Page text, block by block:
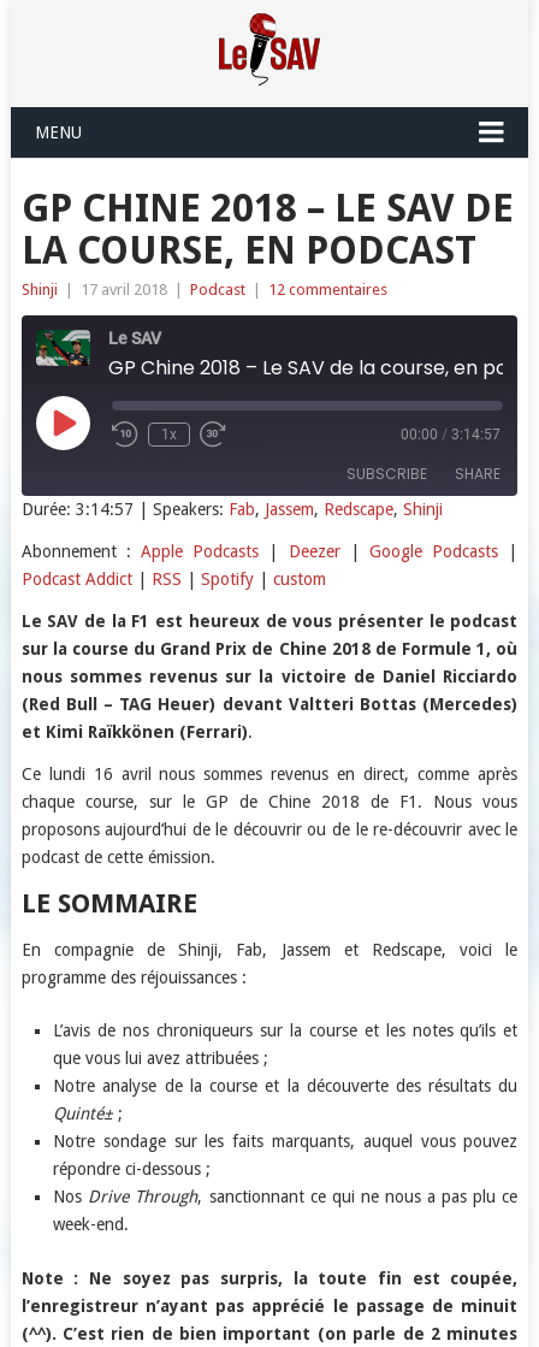
MENU
GP CHINE 2018 – LE SAV DE
LA COURSE, EN PODCAST
Shinji 17 avril 2018 Podcast 12 commentaires
Le SAV
Play
Episode
1x 00:00 / 3:14:57
SUBSCRIBE SHARE
Apple Podcasts Deezer
Google Podcasts Podcast Addict
RSS Spotify
custom
RSS FEED
SHARE
EMBED
Durée: 3:14:57 | Speakers: Fab, Jassem, Redscape, Shinji
Abonnement : Apple Podcasts Deezer|Google Podcasts
Podcast Addict| RSS Spotify| custom
Le SAV de la F1 est heureux de vous présenter le podcast
sur la course du Grand Prix de Chine 2018 de Formule 1, où
nous sommes revenus sur la victoire de Daniel Ricciardo
(Red Bull – TAG Heuer) devant Valtteri Bottas (Mercedes)
et Kimi Raïkkönen (Ferrari).
Ce lundi 16 avril nous sommes revenus en direct, comme après
chaque course, sur le GP de Chine 2018 de F1. Nous vous
proposons aujourd’hui de le découvrir ou de le re-découvrir avec le
podcast de cette émission.
LE SOMMAIRE
En compagnie de Shinji, Fab, Jassem et Redscape, voici le
programme des réjouissances :
L’avis de nos chroniqueurs sur la course et les notes qu’ils et
que vous lui avez attribuées ;
Notre analyse de la course et la découverte des résultats du
Quinté±;
Notre sondage sur les faits marquants, auquel vous pouvez
répondre ci-dessous ;
Nos Drive Through, sanctionnant ce qui ne nous a pas plu ce
week-end.
Note : Ne soyez pas surpris, la toute fin est coupée,
l’enregistreur n’ayant pas apprécié le passage de minuit
(^^). C’est rien de bien important (on parle de 2 minutes